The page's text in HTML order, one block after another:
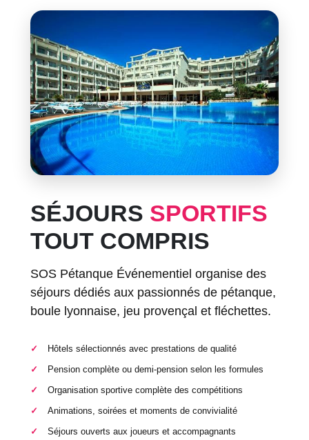
SÉJOURS SPORTIFS
TOUT COMPRIS
SOS Pétanque Événementiel organise des
séjours dédiés aux passionnés de pétanque,
boule lyonnaise, jeu provençal et fléchettes.
Hôtels sélectionnés avec prestations de qualité
Pension complète ou demi-pension selon les formules
Organisation sportive complète des compétitions
Animations, soirées et moments de convivialité
Séjours ouverts aux joueurs et accompagnants